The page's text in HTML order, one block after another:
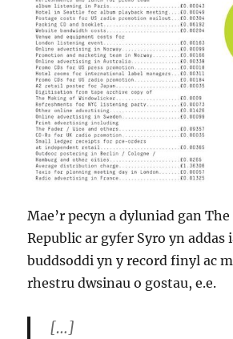
Mae’r pecyn a dyluniad gan
Republic ar gyfer Syro yn addas
buddsoddi yn y record finyl ac
rhestru dwsinau o gostau, e.e.
[…]